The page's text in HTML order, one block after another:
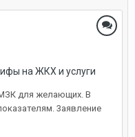
на ЖКХ и услуги
для желающих. В
3аявление